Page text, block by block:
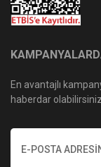
En avantajlı
haberdar